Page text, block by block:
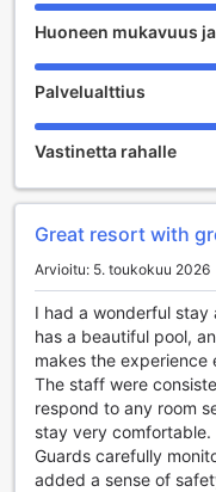
rauhoittavaa drinkkiä
erikoisuuksia, baarin
sosiaalinen tila, jossa
kokemuksia saaren
Rentoutumista
rentouttavia
erilaisia
kehoa ja mieltä. Tämä
ja ladata akkuja.
Lisäksi resortissa on
jossa vieraat voivat
urheilutapahtumista.
paikka viettää aikaa
tarinoita ja luoda
Resortin
tarjoavat elämyksiä,
Huoneen mukavuus
Palvelualttius
Vastinetta rahalle
Great resort with
Arvioitu: 5. toukokuu 2026
I had a wonderful stay
has a beautiful pool,
makes the experience
The staff were
respond to any room
stay very
Guards carefully
added a sense of